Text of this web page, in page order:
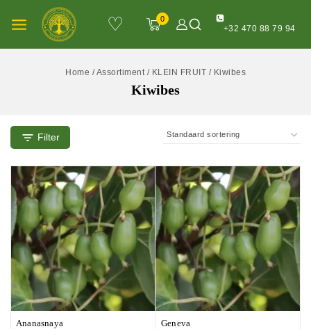
♡ 0
+32 470 88 79 94
Home / Assortiment / KLEIN FRUIT / Kiwibes
Kiwibes
Filter
Ananasnaya
Geneva